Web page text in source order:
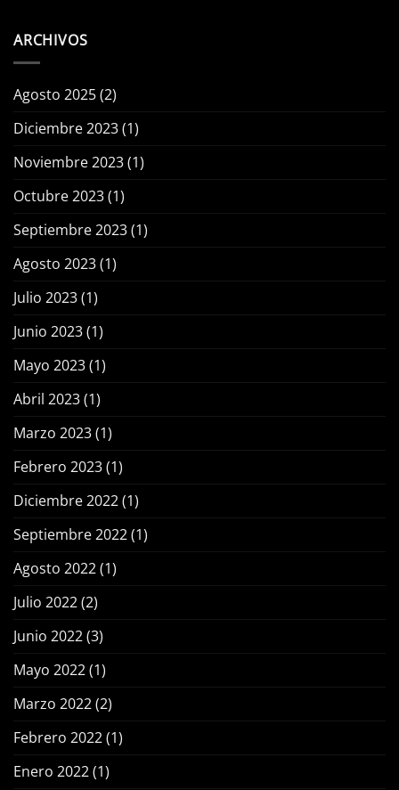
ARCHIVOS
Agosto 2025(2)
Diciembre 2023(1)
Noviembre 2023(1)
Octubre 2023(1)
Septiembre 2023(1)
Agosto 2023(1)
Julio 2023(1)
Junio 2023(1)
Mayo 2023(1)
Abril 2023(1)
Marzo 2023(1)
Febrero 2023(1)
Diciembre 2022(1)
Septiembre 2022(1)
Agosto 2022(1)
Julio 2022(2)
Junio 2022(3)
Mayo 2022(1)
Marzo 2022(2)
Febrero 2022(1)
Enero 2022(1)